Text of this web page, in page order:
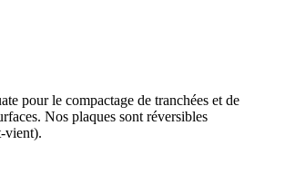
pour le compactage de tranchées et de
Nos plaques sont réversibles
vient).